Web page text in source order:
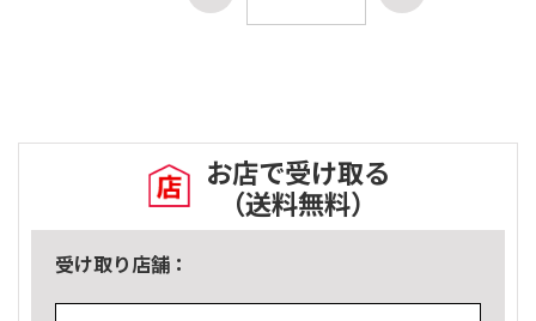
お店で受け取る
（送料無料）
受け取り店舗：